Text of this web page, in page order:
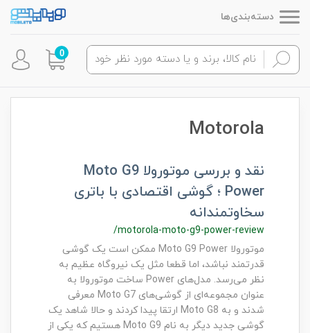
دسته‌بندی‌ها
0
Motorola
نقد و بررسی موتورولا Moto G9
Power ؛ گوشی اقتصادی با باتری
سخاوتمندانه
/motorola-moto-g9-power-review
موتورولا Moto G9 Power ممکن است یک گوشی
قدرتمند نباشد، اما قطعا مثل یک نیروگاه عظیم به
نظر می‌رسد. مدل‌های Power ساخت موتورولا به
عنوان مجموعه‌ای از گوشی‌های Moto G7 معرفی
شدند و به Moto G8 ارتقا پیدا کردند و حالا شاهد یک
گوشی جدید دیگر به نام Moto G9 هستیم که یکی از